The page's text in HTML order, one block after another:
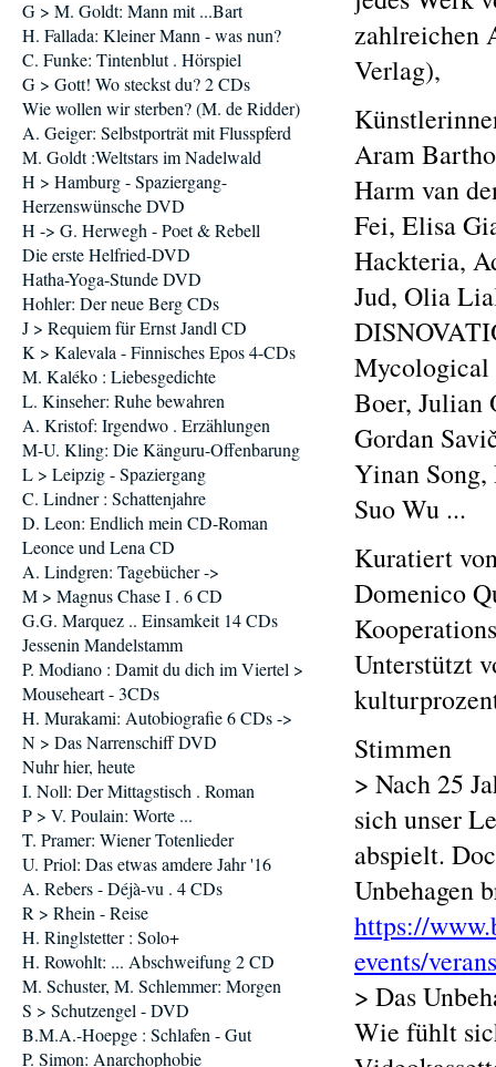
zahlreichen
Verlag),
Aram
Harm van
Fei, Elisa
Hackteria,
Jud, Olia
Mycological
Boer, Julian
Gordan
Yinan Song,
Suo Wu ...
Kuratiert
Domenico
Unterstützt
Stimmen
> Nach 25
sich unser
abspielt.
Unbehagen
https://
events/
> Das
Wie fühlt
G > M. Goldt: Mann mit ...Bart
H. Fallada: Kleiner Mann - was nun?
C. Funke: Tintenblut . Hörspiel
G > Gott! Wo steckst du? 2 CDs
Wie wollen wir sterben? (M. de Ridder)
A. Geiger: Selbstporträt mit Flusspferd
M. Goldt :Weltstars im Nadelwald
H > Hamburg - Spaziergang-
Herzenswünsche DVD
H -> G. Herwegh - Poet & Rebell
Die erste Helfried-DVD
Hatha-Yoga-Stunde DVD
Hohler: Der neue Berg CDs
J > Requiem für Ernst Jandl CD
K > Kalevala - Finnisches Epos 4-CDs
M. Kaléko : Liebesgedichte
L. Kinseher: Ruhe bewahren
A. Kristof: Irgendwo . Erzählungen
M-U. Kling: Die Känguru-Offenbarung
L > Leipzig - Spaziergang
C. Lindner : Schattenjahre
D. Leon: Endlich mein CD-Roman
Leonce und Lena CD
A. Lindgren: Tagebücher ->
M > Magnus Chase I . 6 CD
G.G. Marquez .. Einsamkeit 14 CDs
Jessenin Mandelstamm
P. Modiano : Damit du dich im Viertel >
Mouseheart - 3CDs
H. Murakami: Autobiografie 6 CDs ->
N > Das Narrenschiff DVD
Nuhr hier, heute
I. Noll: Der Mittagstisch . Roman
P > V. Poulain: Worte ...
T. Pramer: Wiener Totenlieder
U. Priol: Das etwas amdere Jahr '16
A. Rebers - Déjà-vu . 4 CDs
R > Rhein - Reise
H. Ringlstetter : Solo+
H. Rowohlt: ... Abschweifung 2 CD
M. Schuster, M. Schlemmer: Morgen
S > Schutzengel - DVD
B.M.A.-Hoepge : Schlafen - Gut
P. Simon: Anarchophobie